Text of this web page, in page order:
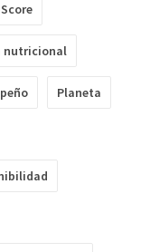
nutricional
Planeta